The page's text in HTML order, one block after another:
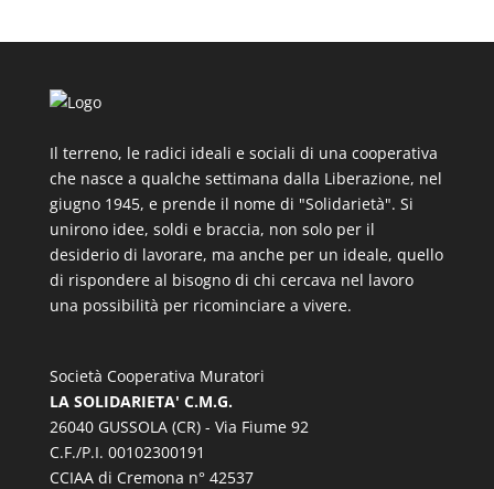
Il terreno, le radici ideali e sociali di una cooperativa
che nasce a qualche settimana dalla Liberazione, nel
giugno 1945, e prende il nome di "Solidarietà". Si
unirono idee, soldi e braccia, non solo per il
desiderio di lavorare, ma anche per un ideale, quello
di rispondere al bisogno di chi cercava nel lavoro
una possibilità per ricominciare a vivere.
Società Cooperativa Muratori
LA SOLIDARIETA' C.M.G.
26040 GUSSOLA (CR) - Via Fiume 92
C.F./P.I. 00102300191
CCIAA di Cremona n° 42537